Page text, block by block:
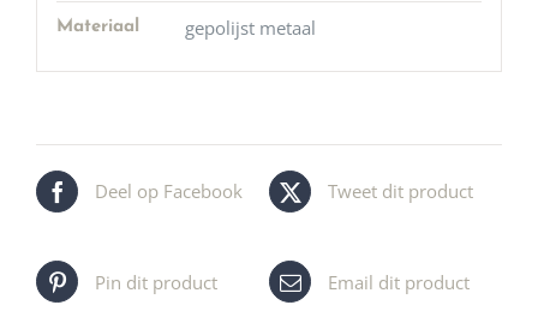
Materiaal gepolijst metaal
Deel op Facebook Tweet dit product
Pin dit product Email dit product